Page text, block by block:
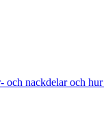
nackdelar och